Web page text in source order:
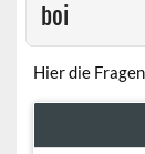
boi
Hier die